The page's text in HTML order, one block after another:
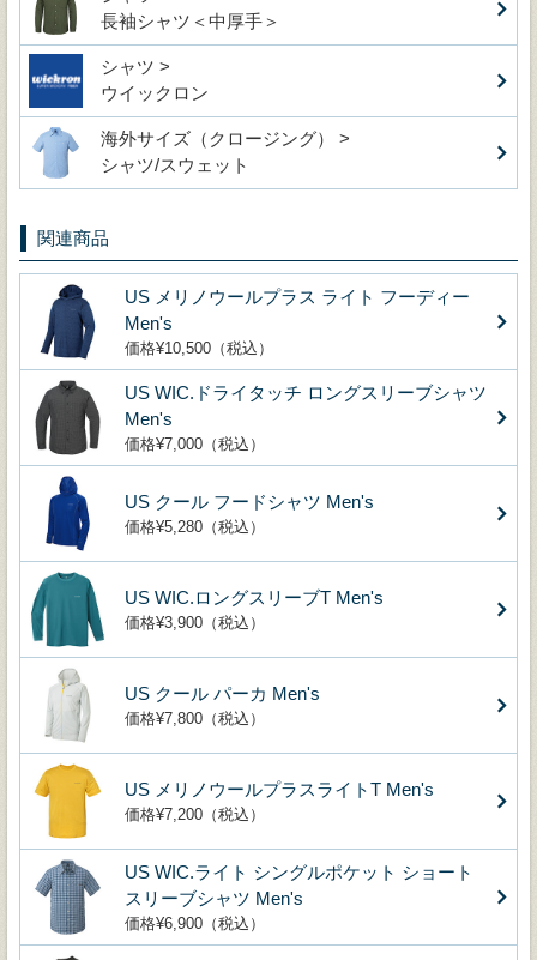
長袖シャツ＜中厚手＞
シャツ >
ウイックロン
海外サイズ（クロージング） >
シャツ/スウェット
関連商品
US メリノウールプラス ライト フーディー
Men's
価格¥10,500（税込）
US WIC.ドライタッチ ロングスリーブシャツ
Men's
価格¥7,000（税込）
US クール フードシャツ Men's
価格¥5,280（税込）
US WIC.ロングスリーブT Men's
価格¥3,900（税込）
US クール パーカ Men's
価格¥7,800（税込）
US メリノウールプラスライトT Men's
価格¥7,200（税込）
US WIC.ライト シングルポケット ショート
スリーブシャツ Men's
価格¥6,900（税込）